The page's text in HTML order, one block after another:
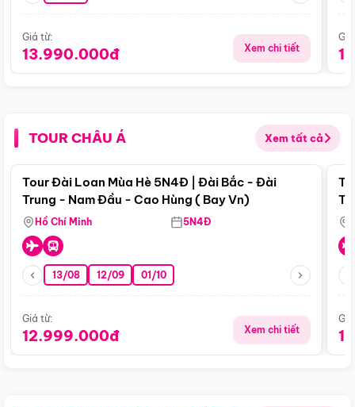
Giá từ:
13.990.000đ Xem chi tiết
TOUR CHÂU Á Xem tất cả
Điểm nổi bật
Tour Đài Loan Mùa Hè 5N4Đ | Đài Bắc - Đài
Trung - Nam Đầu - Cao Hùng ( Bay Vn)
Hồ Chí Minh 5N4Đ
13/08 12/09 01/10
Giá từ:
12.999.000đ Xem chi tiết